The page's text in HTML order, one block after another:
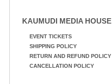
KAUMUDI MEDIA HOUSE
EVENT TICKETS
SHIPPING POLICY
RETURN AND REFUND POLICY
CANCELLATION POLICY